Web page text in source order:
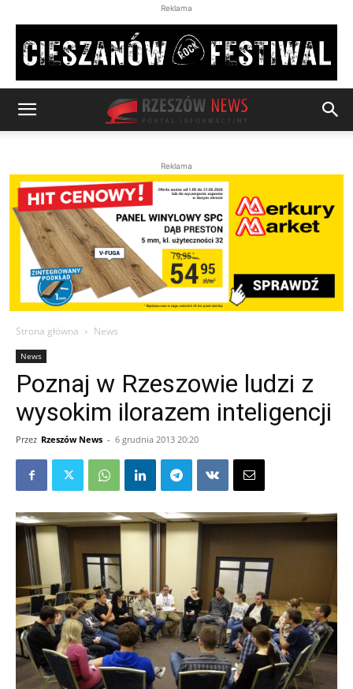
Reklama
Reklama
Strona główna News
News
Poznaj w Rzeszowie ludzi z
wysokim ilorazem inteligencji
Przez Rzeszów News - 6 grudnia 2013 20:20